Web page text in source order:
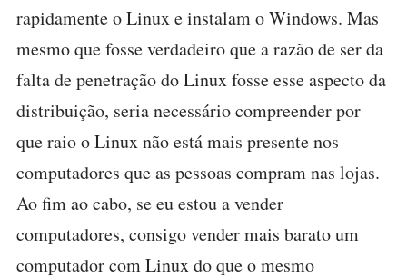
rapidamente o Linux e instalam o Windows. Mas
mesmo que fosse verdadeiro que a razão de ser da
falta de penetração do Linux fosse esse aspecto da
distribuição, seria necessário compreender por
que raio o Linux não está mais presente nos
computadores que as pessoas compram nas lojas.
Ao fim ao cabo, se eu estou a vender
computadores, consigo vender mais barato um
computador com Linux do que o mesmo